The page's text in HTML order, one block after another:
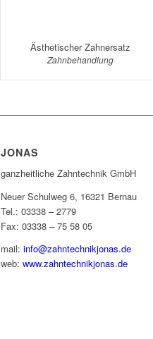
Ästhetischer Zahnersatz
Zahnbehandlung
JONAS
ganzheitliche Zahntechnik GmbH
Neuer Schulweg 6, 16321 Bernau
Tel.: 03338 – 2779
Fax: 03338 – 75 58 05
mail: info@zahntechnikjonas.de
web: www.zahntechnikjonas.de